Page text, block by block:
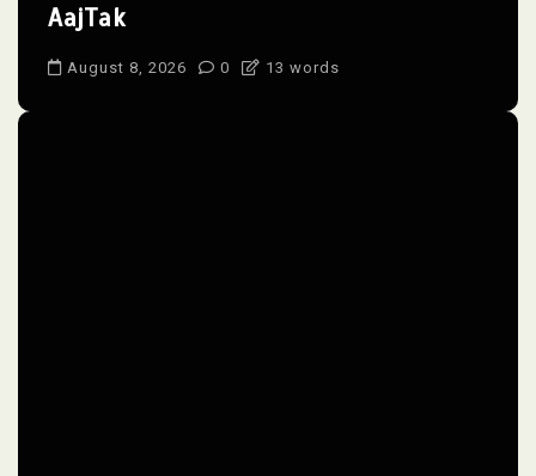
AajTak
August 8, 2026 0 13 words